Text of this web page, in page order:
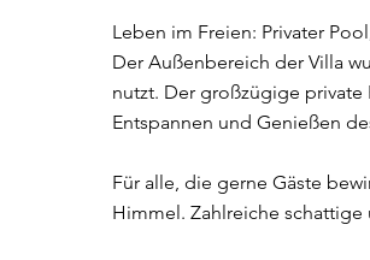
Leben im Freien: Privater
Der Außenbereich der Villa
nutzt. Der großzügige
Entspannen und Genießen
Für alle, die gerne Gäste
Himmel. Zahlreiche